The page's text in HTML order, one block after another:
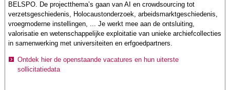
BELSPO. De projectthema’s gaan van AI en crowdsourcing tot
verzetsgeschiedenis, Holocaustonderzoek, arbeidsmarktgeschiedenis,
vroegmoderne instellingen, ... Je werkt mee aan de ontsluiting,
valorisatie en wetenschappelijke exploitatie van unieke archiefcollecties
in samenwerking met universiteiten en erfgoedpartners.
Ontdek hier de openstaande vacatures en hun uiterste
sollicitatiedata